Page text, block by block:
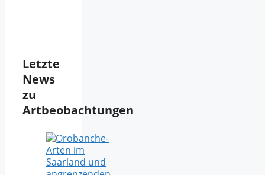
Letzte
News
zu
Artbeobachtungen